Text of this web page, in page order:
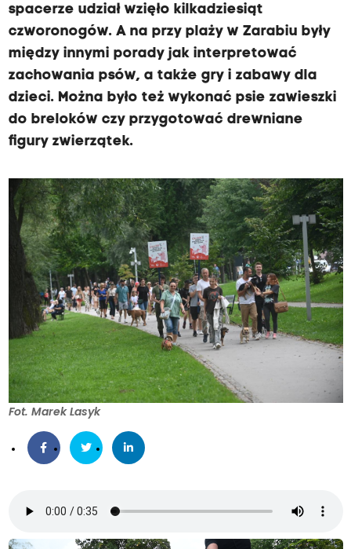
spacerze udział wzięło kilkadziesiąt
czworonogów. A na przy plaży w Zarabiu były
między innymi porady jak interpretować
zachowania psów, a także gry i zabawy dla
dzieci. Można było też wykonać psie zawieszki
do breloków czy przygotować drewniane
figury zwierzątek.
Fot. Marek Lasyk